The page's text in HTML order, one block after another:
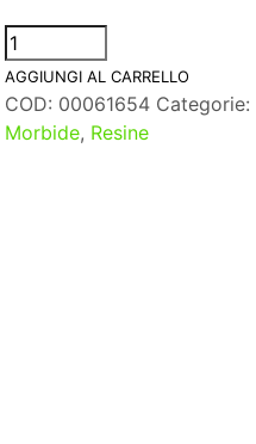
AGGIUNGI AL CARRELLO
COD: 00061654 Categorie:
Morbide, Resine